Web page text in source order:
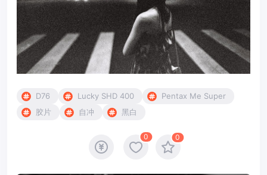
D76 Lucky SHD 400
Pentax Me Super
胶片
自冲 黑白
0 0